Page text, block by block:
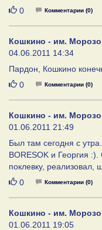
Нравится
0 Комментарии (0)
Кошкино - им.
04.06.2011 14:34
Пардон, Кошкино
Нравится
0 Комментарии (0)
Кошкино - им.
01.06.2011 21:49
Был там сегодня с
BORESOK и Георгия
поклевку, реализовал,
Нравится
0 Комментарии (0)
Кошкино - им.
01.06.2011 19:05